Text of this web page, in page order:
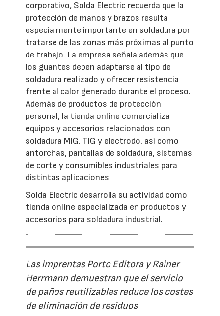
corporativo, Solda Electric recuerda que la
protección de manos y brazos resulta
especialmente importante en soldadura por
tratarse de las zonas más próximas al punto
de trabajo. La empresa señala además que
los guantes deben adaptarse al tipo de
soldadura realizado y ofrecer resistencia
frente al calor generado durante el proceso.
Además de productos de protección
personal, la tienda online comercializa
equipos y accesorios relacionados con
soldadura MIG, TIG y electrodo, así como
antorchas, pantallas de soldadura, sistemas
de corte y consumibles industriales para
distintas aplicaciones.
Solda Electric desarrolla su actividad como
tienda online especializada en productos y
accesorios para soldadura industrial.
Las imprentas Porto Editora y Rainer
Herrmann demuestran que el servicio
de paños reutilizables reduce los costes
de eliminación de residuos